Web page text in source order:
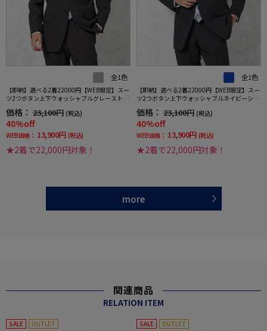
全1色
【即納】選べる2着22000円【WEB限定】スー
ツ2つボタン上下ウォッシャブルグレーストラ
イプ
価格： 23,100円 (税込)
40%off
WEB価格： 13,900円 (税込)
★2着で22,000円対象！
全1色
【即納】選べる2着22000円【WEB限定】スー
ツ2つボタン上下ウォッシャブルネイビーシャ
ドウストライプ
価格： 23,100円 (税込)
40%off
WEB価格： 13,900円 (税込)
★2着で22,000円対象！
more
関連商品
RELATION ITEM
SALE OUTLET SALE OUTLET